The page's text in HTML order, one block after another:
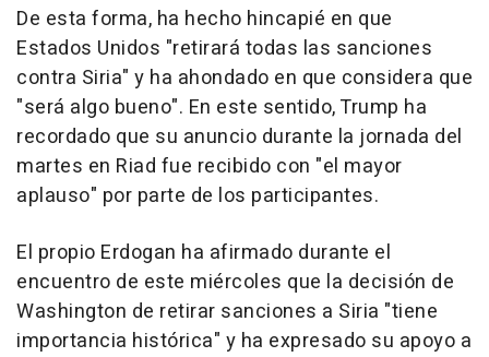
De esta forma, ha hecho hincapié en que
Estados Unidos "retirará todas las sanciones
contra Siria" y ha ahondado en que considera que
"será algo bueno". En este sentido, Trump ha
recordado que su anuncio durante la jornada del
martes en Riad fue recibido con "el mayor
aplauso" por parte de los participantes.
El propio Erdogan ha afirmado durante el
encuentro de este miércoles que la decisión de
Washington de retirar sanciones a Siria "tiene
importancia histórica" y ha expresado su apoyo a